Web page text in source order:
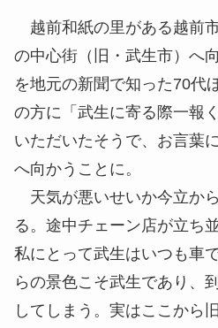
越前和紙の里がある越前
の中心街（旧・武生市）へ
を地元の新聞で知った70代
の方に「武生に寄る際一報
いただいたそうで、お言葉
へ向かうことに。
天気が悪いせいか今立か
る。途中チェーン店が立ち
私にとって武生はいつも車
らの景色こそ武生であり、
してしまう。実はここから